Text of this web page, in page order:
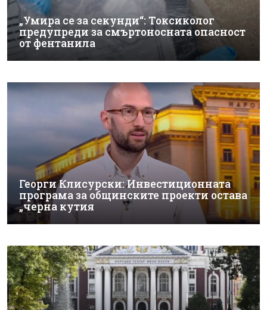
„Умира се за секунди“: Токсиколог
предупреди за смъртоносната опасност
от фентанила
Георги Клисурски: Инвестиционната
програма за общинските проекти остава
„черна кутия